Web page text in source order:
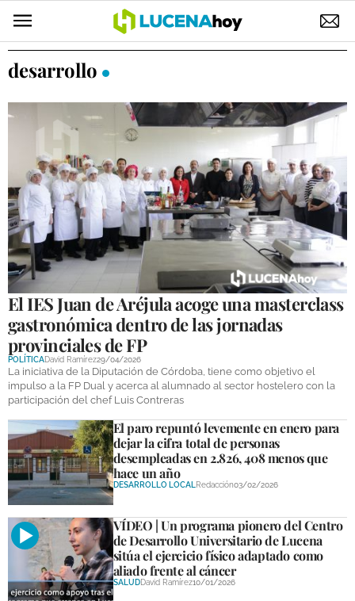
POLÍTICA
ELECCIONES
SUCESOS
ECONOMÍA
DESARROLLO LOCAL
LUCENA EMPRESAS
OCIO
COFRADÍAS
DEPORTES
COMPETICIONES
DEPORTE BASE
OPINIÓN
VENTANA CIUDADANA
CÓRDOBA
PROVINCIA
SUBBÉTICA HOY
desarrollo
El IES Juan de Aréjula acoge una masterclass
gastronómica dentro de las jornadas
provinciales de FP
POLÍTICADavid Ramírez29/04/2026
La iniciativa de la Diputación de Córdoba, tiene como objetivo el
impulso a la FP Dual y acerca al alumnado al sector hostelero con la
participación del chef Luis Contreras
El paro repuntó levemente en enero para
dejar la cifra total de personas
desempleadas en 2.826, 408 menos que
hace un año
DESARROLLO LOCAL Redacción03/02/2026
VÍDEO | Un programa pionero del Centro
de Desarrollo Universitario de Lucena
sitúa el ejercicio físico adaptado como
aliado frente al cáncer
SALUDDavid Ramírez10/01/2026